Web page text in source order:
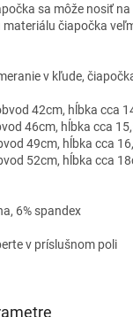
sa môže nosiť
čiapočka
v kľude,
42cm, hĺbka cca
46cm, hĺbka cca
49cm, hĺbka cca
52cm, hĺbka cca
6% spandex
v príslušnom poli